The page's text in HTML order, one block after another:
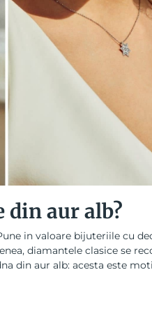
din aur alb?
in valoare bijuteriile cu
diamantele clasice se
din aur alb: acesta este